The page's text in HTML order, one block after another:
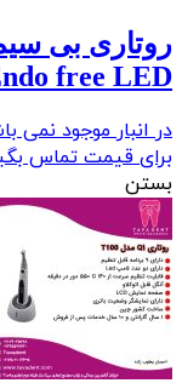
روتاری بی
free LED
در انبار موجود نمی
برای قیمت تماس
بستن